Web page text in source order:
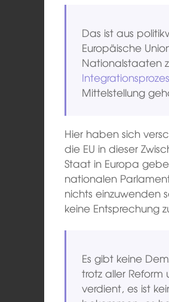
Das ist aus
Europäische
Nationalstaaten
Mittelstellung
Hier haben sich
die EU in dieser
Staat in Europa
nationalen
nichts einzuwenden
keine Entsprechung
Es gibt keine
trotz aller
verdient, es ist